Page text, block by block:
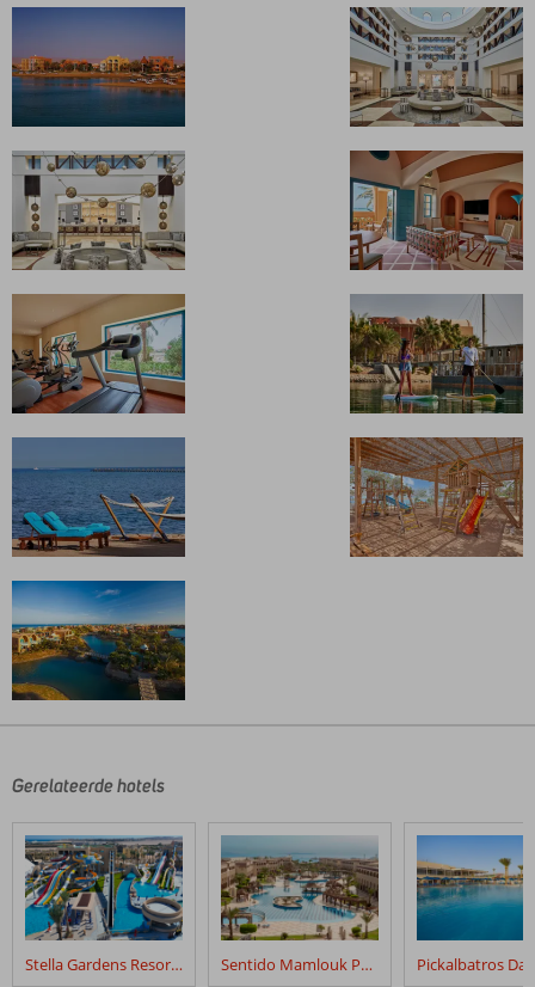
door
klanten
geschreven
na
hun
verblijf
Sheraton
Gerelateerde hotels
Stella Gardens Resort & Spa Makadi Bay Sentido Mamlouk Palace